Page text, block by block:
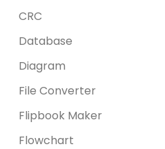
CRC
Database
Diagram
File Converter
Flipbook Maker
Flowchart